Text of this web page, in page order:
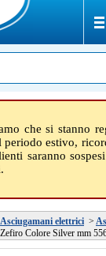
che si stanno
periodo estivo,
saranno
Asciugamani elettrici >
Colore Silver mm